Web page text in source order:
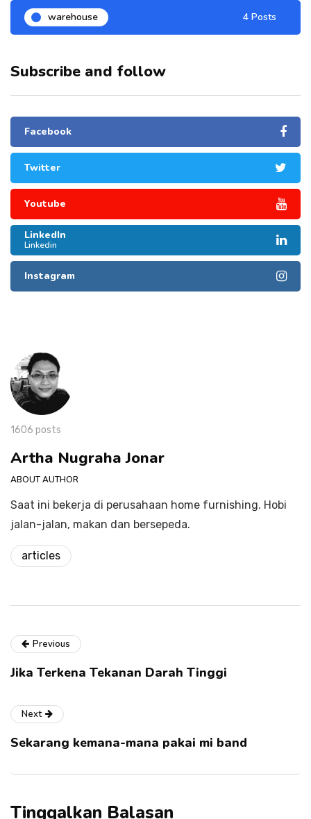
warehouse 4 Posts
Subscribe and follow
Facebook
Twitter
Youtube
LinkedIn
Linkedin
Instagram
1606 posts
Artha Nugraha Jonar
ABOUT AUTHOR
Saat ini bekerja di perusahaan home furnishing. Hobi
jalan-jalan, makan dan bersepeda.
articles
Previous
Jika Terkena Tekanan Darah Tinggi
Next
Sekarang kemana-mana pakai mi band
Tinggalkan Balasan